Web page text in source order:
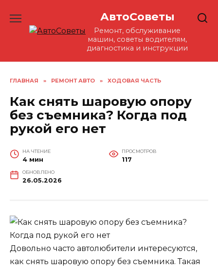
содержанию
АвтоСоветы
Ремонт, обслуживание
машин, советы водителям,
диагностика и инструкции
ГЛАВНАЯ » РЕМОНТ АВТО » ХОДОВАЯ ЧАСТЬ
Как снять шаровую опору
без съемника? Когда под
рукой его нет
НА ЧТЕНИЕ
4 мин
ПРОСМОТРОВ
117
ОБНОВЛЕНО
26.05.2026
Довольно часто автолюбители интересуются,
как снять шаровую опору без съемника. Такая